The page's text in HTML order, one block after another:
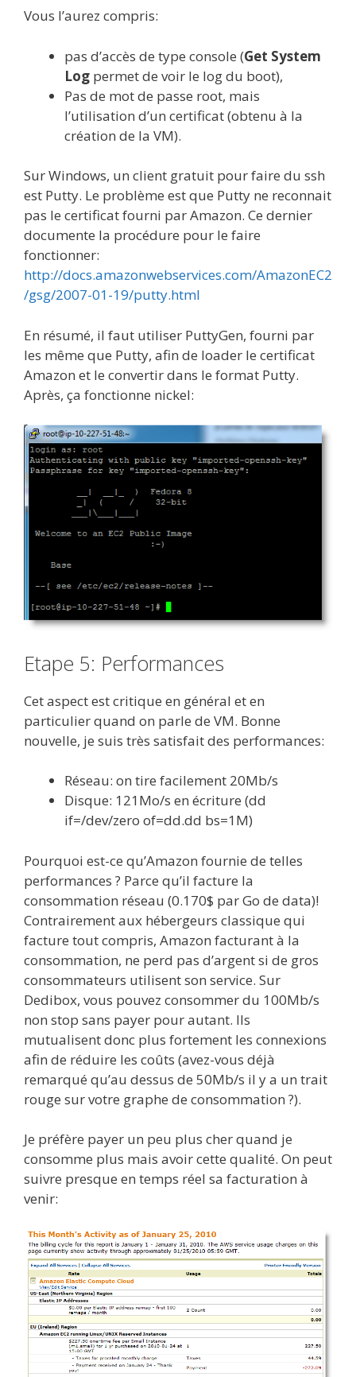
Vous l’aurez compris:
pas d’accès de type console (Get System
Log permet de voir le log du boot),
Pas de mot de passe root, mais
l’utilisation d’un certificat (obtenu à la
création de la VM).
Sur Windows, un client gratuit pour faire du ssh
est Putty. Le problème est que Putty ne reconnait
pas le certificat fourni par Amazon. Ce dernier
documente la procédure pour le faire
fonctionner:
http://docs.amazonwebservices.com/AmazonEC2
/gsg/2007-01-19/putty.html
En résumé, il faut utiliser PuttyGen, fourni par
les même que Putty, afin de loader le certificat
Amazon et le convertir dans le format Putty.
Après, ça fonctionne nickel:
Etape 5: Performances
Cet aspect est critique en général et en
particulier quand on parle de VM. Bonne
nouvelle, je suis très satisfait des performances:
Réseau: on tire facilement 20Mb/s
Disque: 121Mo/s en écriture (dd
if=/dev/zero of=dd.dd bs=1M)
Pourquoi est-ce qu’Amazon fournie de telles
performances ? Parce qu’il facture la
consommation réseau (0.170$ par Go de data)!
Contrairement aux hébergeurs classique qui
facture tout compris, Amazon facturant à la
consommation, ne perd pas d’argent si de gros
consommateurs utilisent son service. Sur
Dedibox, vous pouvez consommer du 100Mb/s
non stop sans payer pour autant. Ils
mutualisent donc plus fortement les connexions
afin de réduire les coûts (avez-vous déjà
remarqué qu’au dessus de 50Mb/s il y a un trait
rouge sur votre graphe de consommation ?).
Je préfère payer un peu plus cher quand je
consomme plus mais avoir cette qualité. On peut
suivre presque en temps réel sa facturation à
venir: